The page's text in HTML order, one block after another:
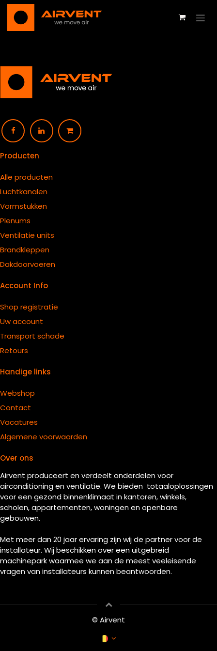
Overslaan naar inhoud
Producten
Alle producten
Luchtkanalen
Vormstukken
Plenums
Ventilatie units
Brandkleppen
Dakdoorvoeren
Account Info
Shop registratie
Uw account
Transport schade
Retours
Handige links
Webshop
Contact
Vacatures
Algemene voorwaarden
Over ons
Airvent produceert en verdeelt onderdelen voor
airconditioning en ventilatie. We bieden totaaloplossingen
voor een gezond binnenklimaat in kantoren, winkels,
scholen, appartementen, woningen en openbare
gebouwen.
Met meer dan 20 jaar ervaring zijn wij de partner voor de
installateur. Wij beschikken over een uitgebreid
machinepark waarmee we aan de meest veeleisende
vragen van installateurs kunnen beantwoorden.
© Airvent